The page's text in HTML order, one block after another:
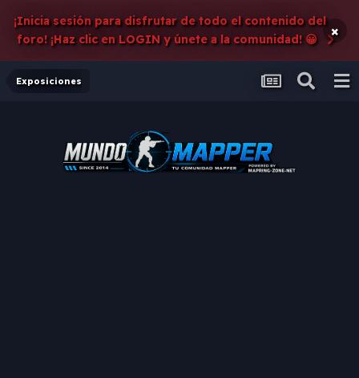
¡Inicia sesión para disfrutar de todo el contenido del
foro! ¡Haz clic en LOGIN y únete a la comunidad! 😀
×
Exposiciones